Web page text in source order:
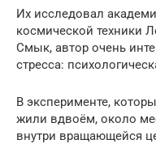
Их исследовал
космической техники
Смык, автор очень
стресса:
В эксперименте,
жили вдвоём, около
внутри вращающейся